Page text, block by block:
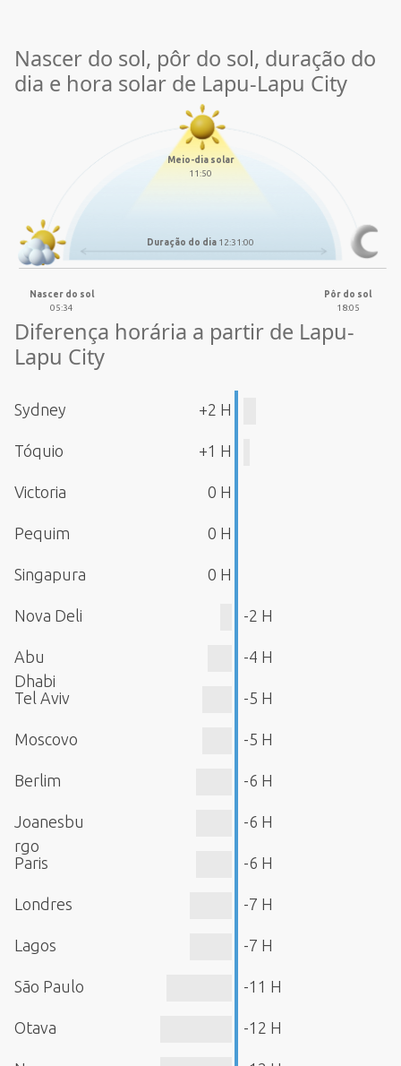
Nascer do sol, pôr do sol, duração do
dia e hora solar de Lapu-Lapu City
Meio-dia solar
11:50
Duração do dia 12:31:00
Nascer do sol
05:34
Pôr do sol
18:05
Diferença horária a partir de Lapu-
Lapu City
Sydney +2 H
Tóquio +1 H
Victoria 0 H
Pequim 0 H
Singapura 0 H
Nova Deli -2 H
Abu
Dhabi
-4 H
Tel Aviv -5 H
Moscovo -5 H
Berlim -6 H
Joanesbu
rgo
-6 H
Paris -6 H
Londres -7 H
Lagos -7 H
São Paulo -11 H
Otava -12 H